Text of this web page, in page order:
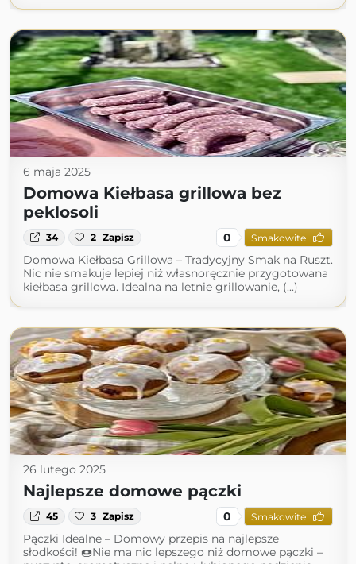
6 maja 2025
Domowa Kiełbasa grillowa bez
peklosoli
34 2 Zapisz 0 Smakowite
Domowa Kiełbasa Grillowa – Tradycyjny Smak na Ruszt.
Nic nie smakuje lepiej niż własnoręcznie przygotowana
kiełbasa grillowa. Idealna na letnie grillowanie, (...)
26 lutego 2025
Najlepsze domowe pączki
45 3 Zapisz 0 Smakowite
Pączki Idealne – Domowy przepis na najlepsze
słodkości! 🍩Nie ma nic lepszego niż domowe pączki –